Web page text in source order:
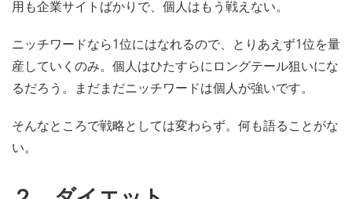
用も企業サイトばかりで、個人はもう戦えない。
ニッチワードなら1位にはなれるので、とりあえず1位を量
産していくのみ。個人はひたすらにロングテール狙いにな
るだろう。まだまだニッチワードは個人が強いです。
そんなところで戦略としては変わらず。何も語ることがな
い。